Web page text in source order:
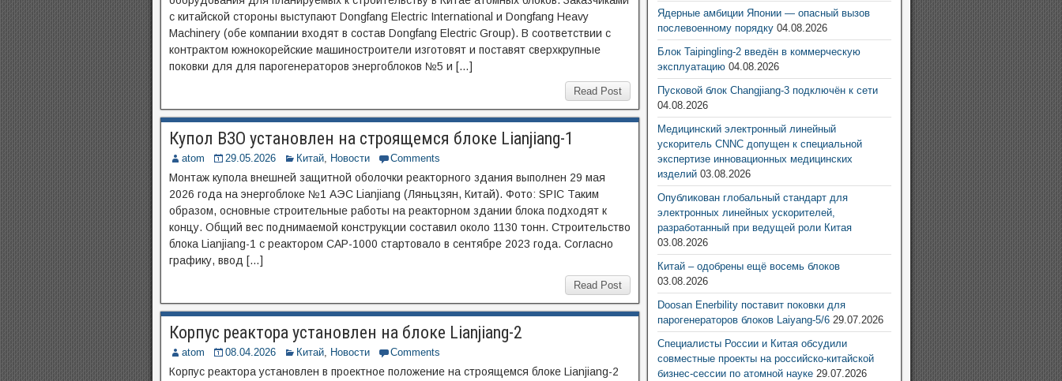
с китайской стороны выступают Dongfang Electric International и Dongfang Heavy
Machinery (обе компании входят в состав Dongfang Electric Group). В соответствии с
контрактом южнокорейские машиностроители изготовят и поставят сверхкрупные
поковки для для парогенераторов энергоблоков №5 и […]
Read Post
Купол ВЗО установлен на строящемся блоке Lianjiang-1
atom 29.05.2026 Китай, Новости Comments
Монтаж купола внешней защитной оболочки реакторного здания выполнен 29 мая
2026 года на энергоблоке №1 АЭС Lianjiang (Ляньцзян, Китай). Фото: SPIC Таким
образом, основные строительные работы на реакторном здании блока подходят к
концу. Общий вес поднимаемой конструкции составил около 1130 тонн. Строительство
блока Lianjiang-1 с реактором CAP-1000 стартовало в сентябре 2023 года. Согласно
графику, ввод […]
Read Post
Корпус реактора установлен на блоке Lianjiang-2
atom 08.04.2026 Китай, Новости Comments
Корпус реактора установлен в проектное положение на строящемся блоке Lianjiang-2
Ядерные амбиции Японии — опасный вызов
послевоенному порядку 04.08.2026
Блок Taipingling-2 введён в коммерческую
эксплуатацию 04.08.2026
Пусковой блок Changjiang-3 подключён к сети
04.08.2026
Медицинский электронный линейный
ускоритель CNNC допущен к специальной
экспертизе инновационных медицинских
изделий 03.08.2026
Опубликован глобальный стандарт для
электронных линейных ускорителей,
разработанный при ведущей роли Китая
03.08.2026
Китай – одобрены ещё восемь блоков
03.08.2026
Doosan Enerbility поставит поковки для
парогенераторов блоков Laiyang-5/6 29.07.2026
Специалисты России и Китая обсудили
совместные проекты на российско-китайской
бизнес-сессии по атомной науке 29.07.2026